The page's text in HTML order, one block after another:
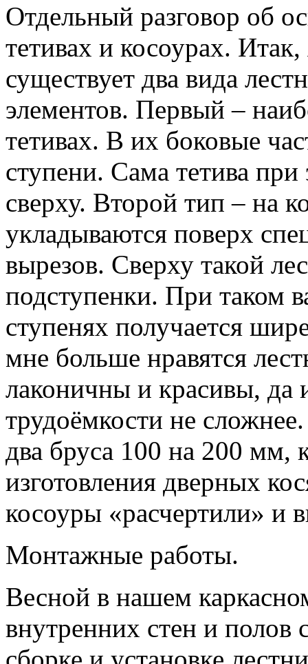
Отдельный разговор об
тетивах и косоурах.
существует два вида
элементов. Первый –
тетивах. В их боковые
ступени. Сама тетива
сверху. Второй тип – на
укладываются поверх
вырезов. Сверху такой
подступенки. При таком
ступенях получается
мне больше нравятся
лаконичны и красивы, да
трудоёмкости не
два бруса 100 на 200 мм,
изготовления дверных
косоуры «расчертили» и
Монтажные работы.
Весной в нашем
внутренних стен и